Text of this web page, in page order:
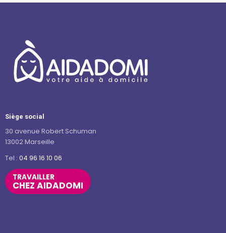
Siège social
30 avenue Robert Schuman
13002 Marseille
Tel : 04 96 16 10 06
TRAVAILLER
CHEZ AIDADOMI